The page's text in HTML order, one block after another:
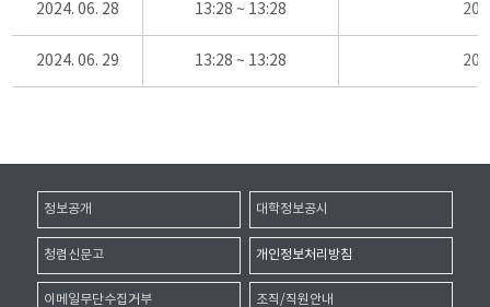
2024. 06. 28 13:28 ~ 13:28
2024. 06. 29 13:28 ~ 13:28
정보공개 대학정보공시
청렴신문고 개인정보처리방침
이메일무단수집거부 조직/직원안내